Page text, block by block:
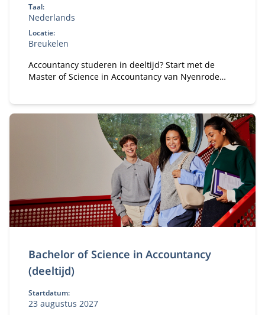
Taal:
Nederlands
Locatie:
Breukelen
Accountancy studeren in deeltijd? Start met de
Master of Science in Accountancy van Nyenrode
Bachelor of Science in Accountancy
(deeltijd)
Startdatum:
23 augustus 2027